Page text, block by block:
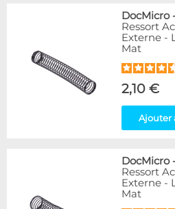
DocMicro
Ressort
Externe -
Mat
2,10 €
Ajouter
DocMicro
Ressort
Externe -
Mat